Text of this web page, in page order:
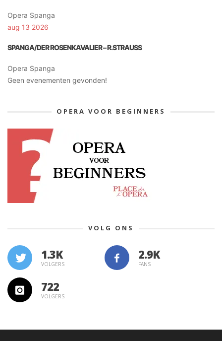
Opera Spanga
aug 13 2026
SPANGA/DER ROSENKAVALIER – R.STRAUSS
Opera Spanga
Geen evenementen gevonden!
OPERA VOOR BEGINNERS
VOLG ONS
1.3K
VOLGERS FANS
722
VOLGERS